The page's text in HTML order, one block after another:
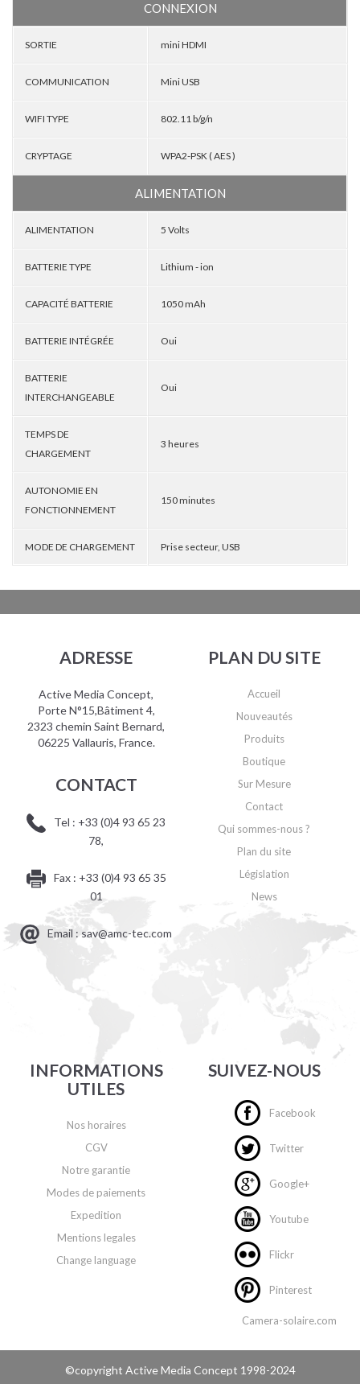
CONNEXION
SORTIE mini HDMI
COMMUNICATION Mini USB
WIFI TYPE 802.11 b/g/n
CRYPTAGE WPA2-PSK ( AES )
ALIMENTATION
ALIMENTATION 5 Volts
BATTERIE TYPE Lithium - ion
CAPACITÉ BATTERIE 1050 mAh
BATTERIE INTÉGRÉE Oui
BATTERIE
INTERCHANGEABLE
Oui
TEMPS DE
CHARGEMENT
3 heures
AUTONOMIE EN
FONCTIONNEMENT
150 minutes
MODE DE CHARGEMENT Prise secteur, USB
ADRESSE
Active Media Concept,
Porte N°15,Bâtiment 4,
2323 chemin Saint Bernard,
06225 Vallauris, France.
CONTACT
Tel : +33 (0)4 93 65 23
78,
Fax : +33 (0)4 93 65 35
01
Email : sav@amc-tec.com
PLAN DU SITE
Accueil
Nouveautés
Produits
Boutique
Sur Mesure
Contact
Qui sommes-nous ?
Plan du site
Législation
News
INFORMATIONS
UTILES
Nos horaires
CGV
Notre garantie
Modes de paiements
Expedition
Mentions legales
Change language
SUIVEZ-NOUS
Facebook
Twitter
Google+
Youtube
Flickr
Pinterest
Camera-solaire.com
©copyright Active Media Concept 1998-2024